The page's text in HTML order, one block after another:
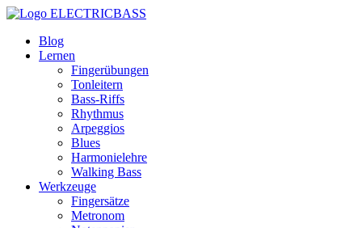
ELECTRICBASS
Blog
Lernen
Fingerübungen
Tonleitern
Bass-Riffs
Rhythmus
Arpeggios
Blues
Harmonielehre
Walking Bass
Werkzeuge
Fingersätze
Metronom